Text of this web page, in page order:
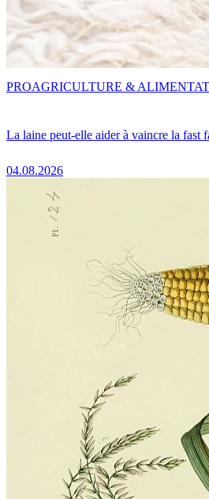
La laine peut-elle aider à vaincre la fast
04.08.2026
PROAGRICULTURE &